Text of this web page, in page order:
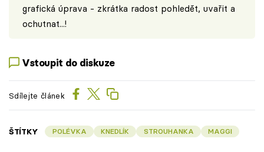
grafická úprava - zkrátka radost pohledět, uvařit a
ochutnat...!
Vstoupit do diskuze
Sdílejte článek
ŠTÍTKY POLÉVKA KNEDLÍK STROUHANKA MAGGI